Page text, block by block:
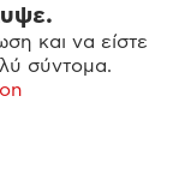
και να είστε
σύντομα.